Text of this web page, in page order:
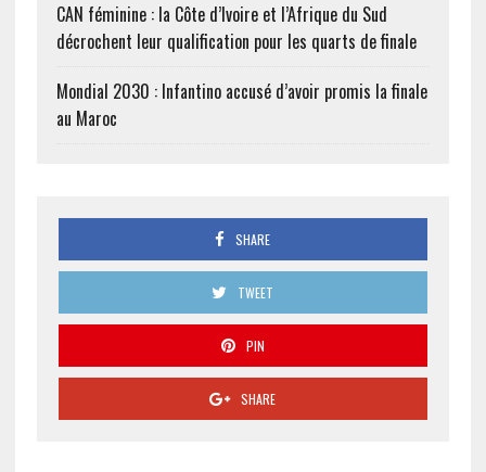
CAN féminine : la Côte d’Ivoire et l’Afrique du Sud
décrochent leur qualification pour les quarts de finale
Mondial 2030 : Infantino accusé d’avoir promis la finale
au Maroc
SHARE
TWEET
PIN
SHARE